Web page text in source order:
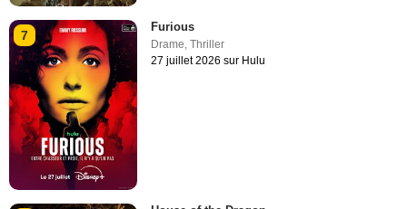
7
Furious
Drame ,Thriller
27 juillet 2026 sur Hulu